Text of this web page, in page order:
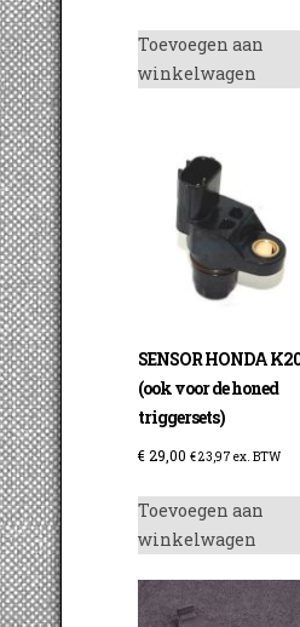
Toevoegen aan
winkelwagen
SENSOR HONDA
(ook voor de honed
triggersets)
€29,00 €23,97 ex. BTW
Toevoegen aan
winkelwagen